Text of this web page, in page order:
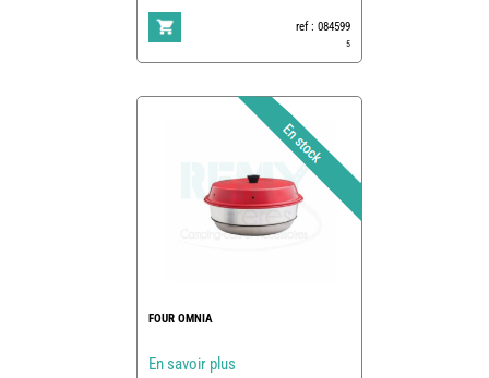
ref : 084599
5
FOUR OMNIA
En savoir plus